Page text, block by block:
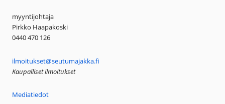
myyntijohtaja
Pirkko Haapakoski
0440 470 126
ilmoitukset@seutumajakka.fi
Kaupalliset ilmoitukset
Mediatiedot